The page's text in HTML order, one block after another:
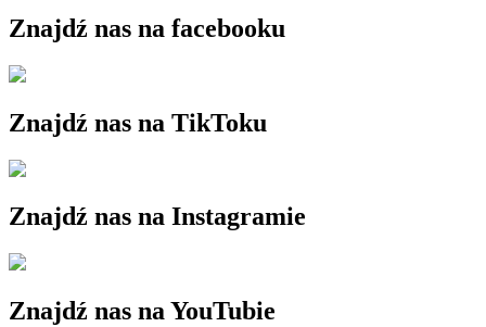
Znajdź nas na facebooku
Znajdź nas na TikToku
Znajdź nas na Instagramie
Znajdź nas na YouTubie